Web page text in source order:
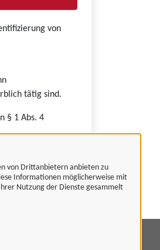
von Drittanbietern anbieten zu
Informationen möglicherweise mit
Nutzung der Dienste gesammelt
von
tätig sind.
§ 1 Abs. 4